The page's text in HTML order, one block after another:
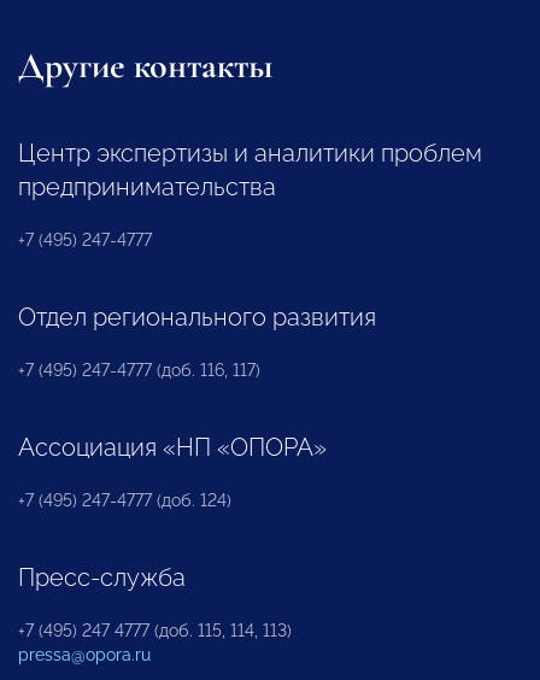
Другие контакты
Центр экспертизы и аналитики проблем
предпринимательства
+7 (495) 247-4777
Отдел регионального развития
+7 (495) 247-4777 (доб. 116, 117)
Ассоциация «НП «ОПОРА»
+7 (495) 247-4777 (доб. 124)
Пресс-служба
+7 (495) 247 4777 (доб. 115, 114, 113)
pressa@opora.ru